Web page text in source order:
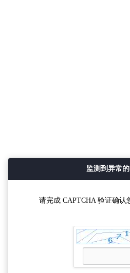
监测到异常
请完成 CAPTCHA 验证确认